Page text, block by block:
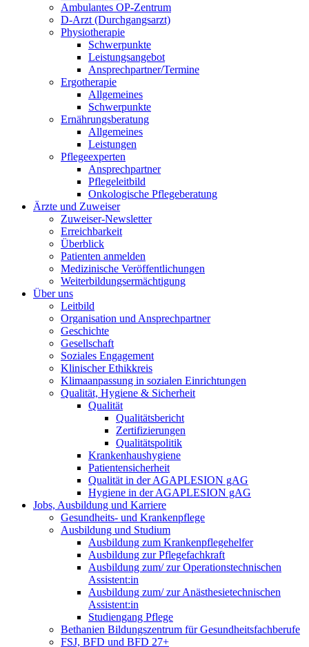
Ambulantes OP-Zentrum
D-Arzt (Durchgangsarzt)
Physiotherapie
Schwerpunkte
Leistungsangebot
Ansprechpartner/Termine
Ergotherapie
Allgemeines
Schwerpunkte
Ernährungsberatung
Allgemeines
Leistungen
Pflegeexperten
Ansprechpartner
Pflegeleitbild
Onkologische Pflegeberatung
Ärzte und Zuweiser
Zuweiser-Newsletter
Erreichbarkeit
Überblick
Patienten anmelden
Medizinische Veröffentlichungen
Weiterbildungsermächtigung
Über uns
Leitbild
Organisation und Ansprechpartner
Geschichte
Gesellschaft
Soziales Engagement
Klinischer Ethikkreis
Klimaanpassung in sozialen Einrichtungen
Qualität, Hygiene & Sicherheit
Qualität
Qualitätsbericht
Zertifizierungen
Qualitätspolitik
Krankenhaushygiene
Patientensicherheit
Qualität in der AGAPLESION gAG
Hygiene in der AGAPLESION gAG
Jobs, Ausbildung und Karriere
Gesundheits- und Krankenpflege
Ausbildung und Studium
Ausbildung zum Krankenpflegehelfer
Ausbildung zur Pflegefachkraft
Ausbildung zum/ zur Operationstechnischen
Assistent:in
Ausbildung zum/ zur Anästhesietechnischen
Assistent:in
Studiengang Pflege
Bethanien Bildungszentrum für Gesundheitsfachberufe
FSJ, BFD und BFD 27+